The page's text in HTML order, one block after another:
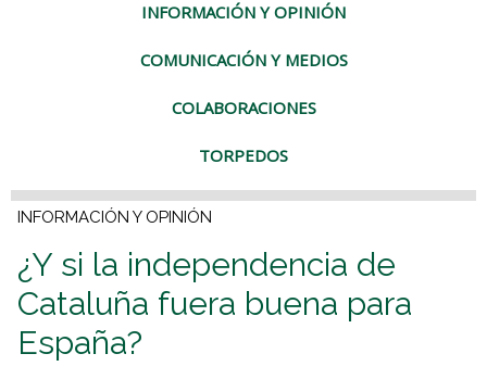
INFORMACIÓN Y OPINIÓN
COMUNICACIÓN Y MEDIOS
COLABORACIONES
TORPEDOS
INFORMACIÓN Y OPINIÓN
¿Y si la independencia de
Cataluña fuera buena para
España?